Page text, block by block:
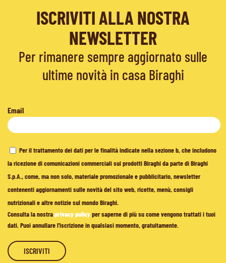
ISCRIVITI ALLA NOSTRA
NEWSLETTER
Per rimanere sempre aggiornato sulle
ultime novità in casa Biraghi
Email
Per il trattamento dei dati per le finalità indicate nella sezione b, che includono
la ricezione di comunicazioni commerciali sui prodotti Biraghi da parte di Biraghi
S.p.A., come, ma non solo, materiale promozionale e pubblicitario, newsletter
contenenti aggiornamenti sulle novità del sito web, ricette, menù, consigli
nutrizionali e altre notizie sul mondo Biraghi.
Consulta la nostraprivacy policyper saperne di più su come vengono trattati i tuoi
dati. Puoi annullare l'iscrizione in qualsiasi momento, gratuitamente.